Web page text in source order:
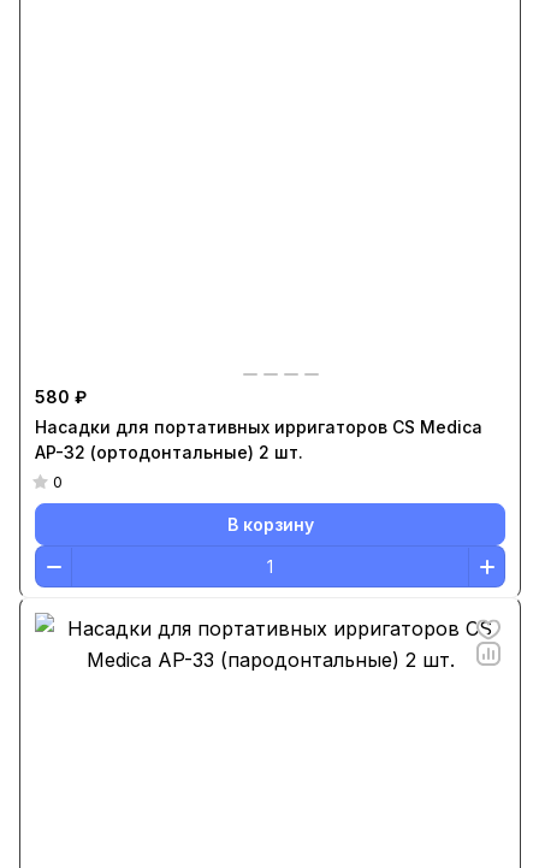
580 ₽
Насадки для портативных ирригаторов CS Medica
AP-32 (ортодонтальные) 2 шт.
0
В корзину